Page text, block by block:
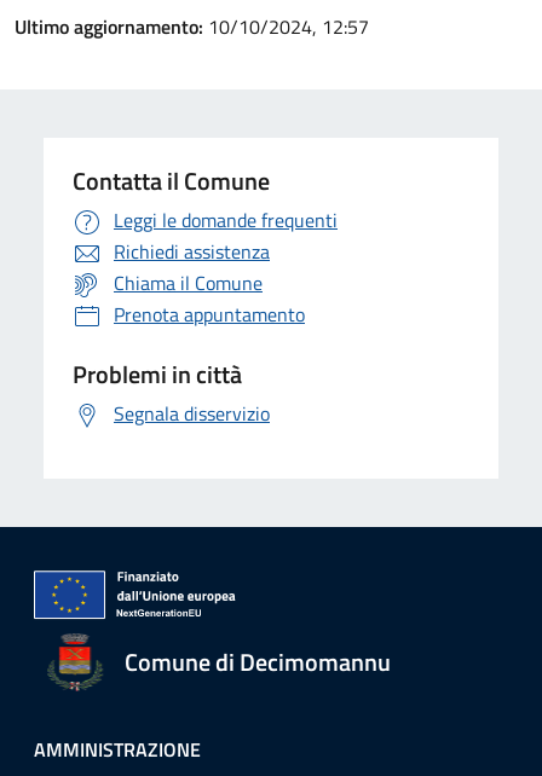
Ultimo aggiornamento: 10/10/2024, 12:57
Contatta il Comune
Leggi le domande frequenti
Richiedi assistenza
Chiama il Comune
Prenota appuntamento
Problemi in città
Segnala disservizio
Comune di Decimomannu
AMMINISTRAZIONE